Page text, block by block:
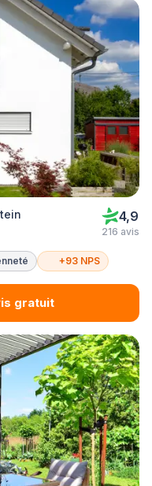
4,9
216 avis
+93 NPS
gratuit